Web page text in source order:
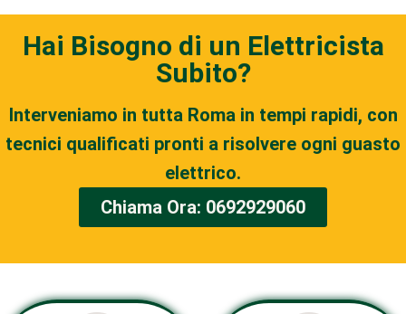
Hai Bisogno di un Elettricista
Subito?
Interveniamo in tutta Roma in tempi rapidi, con
tecnici qualificati pronti a risolvere ogni guasto
elettrico.
Chiama Ora: 0692929060